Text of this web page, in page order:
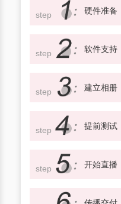
step 硬件准备
step 软件支持
step 建立相册
step 提前测试
step 开始直播